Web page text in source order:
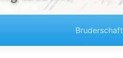
Bruderschaft